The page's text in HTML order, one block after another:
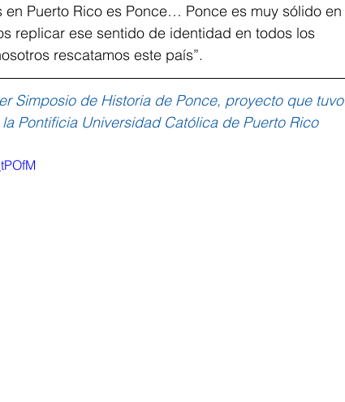
Puerto Rico es Ponce… Ponce es muy sólido en
replicar ese sentido de identidad en todos los
rescatamos este país”.
Simposio de Historia de Ponce, proyecto que tuvo
Pontificia Universidad Católica de Puerto Rico